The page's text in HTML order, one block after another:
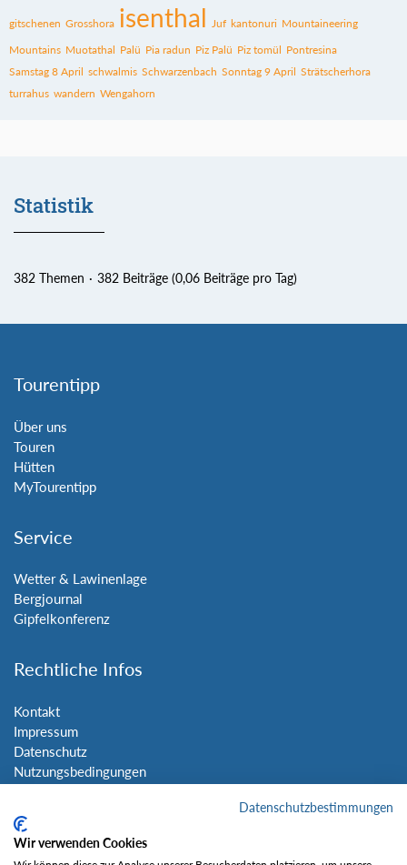
gitschenen Grosshora isenthal Juf kantonuri Mountaineering
Mountains Muotathal Palü Pia radun Piz Palü Piz tomül Pontresina
Samstag 8 April schwalmis Schwarzenbach Sonntag 9 April Strätscherhora
turrahus wandern Wengahorn
Statistik
382 Themen 382 Beiträge (0,06 Beiträge pro Tag)
Tourentipp
Über uns
Touren
Hütten
MyTourentipp
Service
Wetter & Lawinenlage
Bergjournal
Gipfelkonferenz
Rechtliche Infos
Kontakt
Impressum
Datenschutz
Nutzungsbedingungen
Social Media
Datenschutzbestimmungen
Wir verwenden Cookies